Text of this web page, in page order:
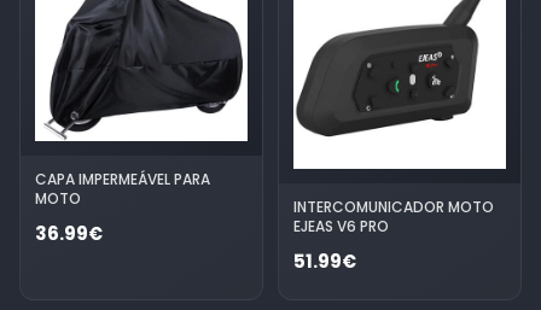
CAPA IMPERMEÁVEL PARA
MOTO
36.99€
INTERCOMUNICADOR MOTO
EJEAS V6 PRO
51.99€